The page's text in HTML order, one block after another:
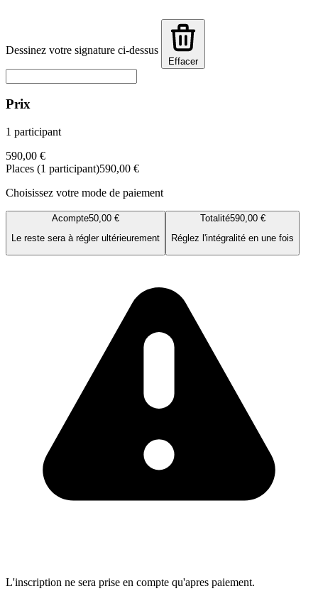
Dessinez votre signature ci-dessus
Effacer
Prix
1 participant
590,00 €
Places (1 participant)590,00 €
Choisissez votre mode de paiement
Acompte50,00 €
Le reste sera à régler ultérieurement
Totalité590,00 €
Réglez l'intégralité en une fois
L'inscription ne sera prise en compte qu'apres paiement.